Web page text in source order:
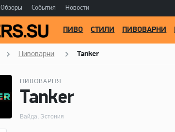
Обзоры События Новости
ПИВО СТИЛИ ПИВОВАРНИ
Пивоварни Tanker
ПИВОВАРНЯ
Tanker
Вайда, Эстония